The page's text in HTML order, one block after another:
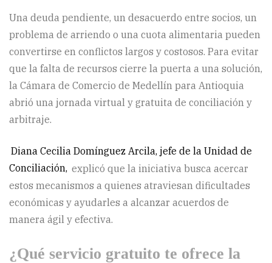
Una deuda pendiente, un desacuerdo entre socios, un
problema de arriendo o una cuota alimentaria pueden
convertirse en conflictos largos y costosos. Para evitar
que la falta de recursos cierre la puerta a una solución,
la Cámara de Comercio de Medellín para Antioquia
abrió una jornada virtual y gratuita de conciliación y
arbitraje.
Diana Cecilia Domínguez Arcila, jefe de la Unidad de
Conciliación, explicó que la iniciativa busca acercar
estos mecanismos a quienes atraviesan dificultades
económicas y ayudarles a alcanzar acuerdos de
manera ágil y efectiva.
¿Qué servicio gratuito te ofrece la